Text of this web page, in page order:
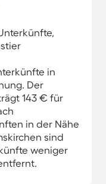
in
Der
143 € für
in der Nähe
sind
weniger